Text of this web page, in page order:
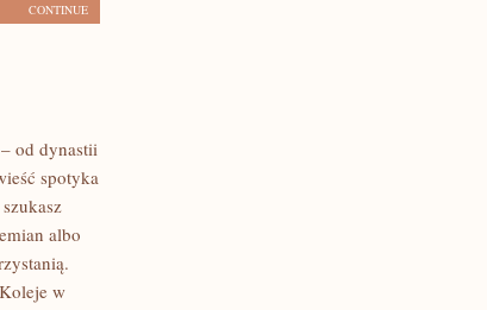
CONTINUE
od dynastii
spotyka
albo
w